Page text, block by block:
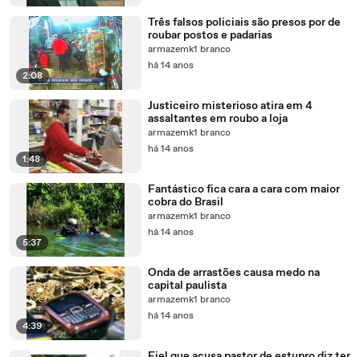
2:08
Três falsos policiais são presos por de
roubar postos e padarias
armazemk1 branco
há 14 anos
1:48
Justiceiro misterioso atira em 4
assaltantes em roubo a loja
armazemk1 branco
há 14 anos
5:37
Fantástico fica cara a cara com maior
cobra do Brasil
armazemk1 branco
há 14 anos
4:39
Onda de arrastões causa medo na
capital paulista
armazemk1 branco
há 14 anos